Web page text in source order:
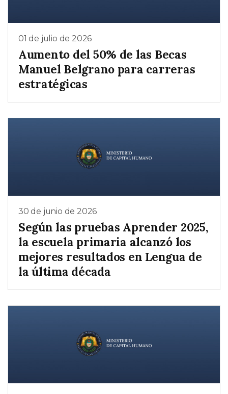
01 de julio de 2026
Aumento del 50% de las Becas
Manuel Belgrano para carreras
estratégicas
30 de junio de 2026
Según las pruebas Aprender 2025,
la escuela primaria alcanzó los
mejores resultados en Lengua de
la última década